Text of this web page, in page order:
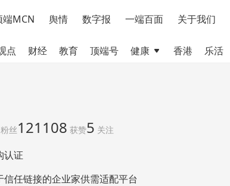
端MCN 舆情 数字报 一端百面 关于我们
点 财经 教育 顶端号 健康 香港 乐活
粉丝121108 获赞5 关注
认证
信任链接的企业家供需适配平台